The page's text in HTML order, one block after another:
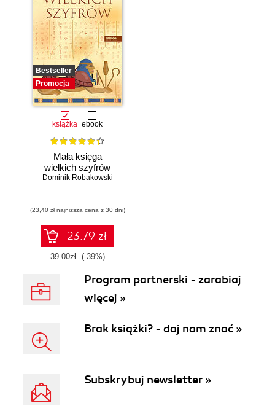
Bestseller
Promocja
książka ebook
Mała księga
wielkich szyfrów
Dominik Robakowski
(23,40 zł najniższa cena z 30 dni)
23.79 zł
39.00zł (-39%)
Program partnerski - zarabiaj
więcej »
Brak książki? - daj nam znać »
Subskrybuj newsletter »